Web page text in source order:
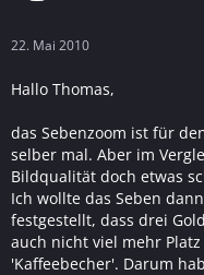
22. Mai 2010
Hallo Thomas,
das Sebenzoom ist für
selber mal. Aber im
Bildqualität doch etwas
Ich wollte das Seben
festgestellt, dass drei
auch nicht viel mehr
'Kaffeebecher'. Darum